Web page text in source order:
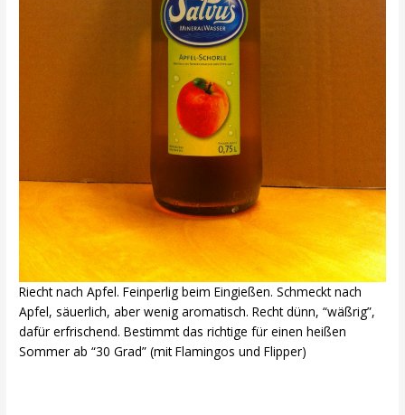
Riecht nach Apfel. Feinperlig beim Eingießen. Schmeckt nach
Apfel, säuerlich, aber wenig aromatisch. Recht dünn, “wäßrig”,
dafür erfrischend. Bestimmt das richtige für einen heißen
Sommer ab “30 Grad” (mit Flamingos und Flipper)